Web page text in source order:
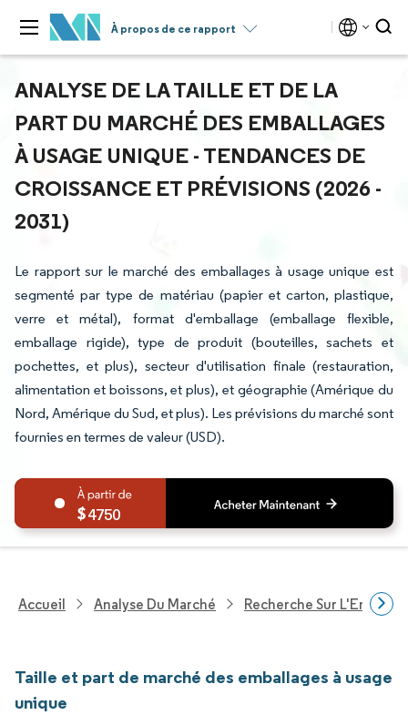
À propos de ce rapport
ANALYSE DE LA TAILLE ET DE LA
PART DU MARCHÉ DES EMBALLAGES
À USAGE UNIQUE - TENDANCES DE
CROISSANCE ET PRÉVISIONS (2026 -
2031)
Le rapport sur le marché des emballages à usage unique est
segmenté par type de matériau (papier et carton, plastique,
verre et métal), format d'emballage (emballage flexible,
emballage rigide), type de produit (bouteilles, sachets et
pochettes, et plus), secteur d'utilisation finale (restauration,
alimentation et boissons, et plus), et géographie (Amérique du
Nord, Amérique du Sud, et plus). Les prévisions du marché sont
fournies en termes de valeur (USD).
4750
Accueil Analyse Du Marché Recherche Sur
Taille et part de marché des emballages à usage
unique